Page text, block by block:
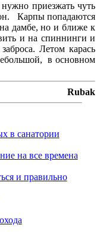
приезжать чуть
Карпы попадаются
дамбе, но и ближе к
и на спиннинги и
Летом карась
в основном
Rubak
в санатории
на все времена
и правильно